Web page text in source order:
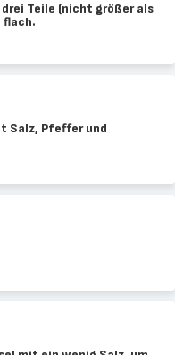
Teile (nicht größer als
flach.
Salz, Pfeffer und